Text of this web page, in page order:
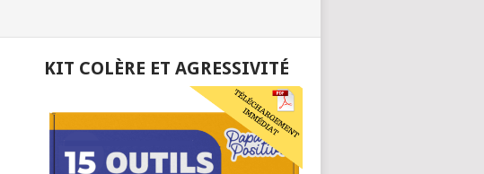
KIT COLÈRE ET AGRESSIVITÉ